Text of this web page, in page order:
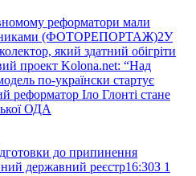
реформатори мали
(ФОТОРЕПОРТАЖ)2У
який здатний обігріти
проект Kolona.net: “Над
по-українски стартує
реформатор Іло Глонті стане
ОДА
до припинення
державний реєстр16:30З 1